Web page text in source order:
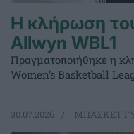
Η κλήρωση
Allwyn WBL1
Πραγματοποιήθηκε η
Women’s Basketball
30.07.2026 ΜΠΑΣΚΕΤ